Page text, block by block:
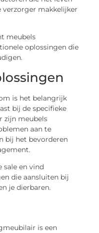
verzorger makkelijker
meubels
oplossingen die
is het belangrijk
bij de specifieke
zijn meubels
aan te
bij het bevorderen
sale en vind
die aansluiten bij
je dierbaren.
is een